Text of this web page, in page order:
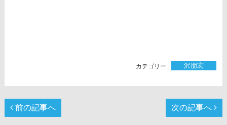
沢朋宏
前の記事へ 次の記事へ